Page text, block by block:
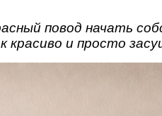
повод начать
красиво и просто